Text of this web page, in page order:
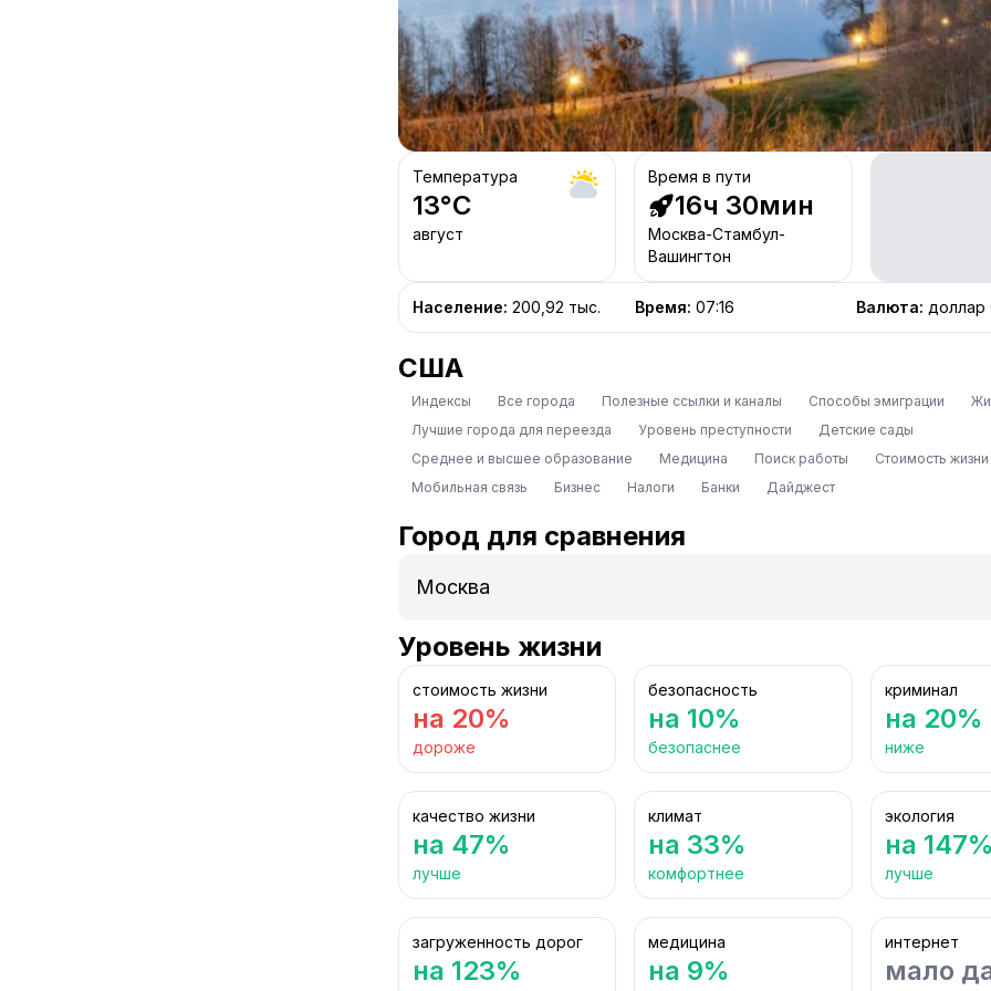
Температура
13°C
август
Время в пути
16ч 30мин
Москва-Стамбул-
Вашингтон
Население: 200,92 тыс. Время: 07:16 Валюта:
США
Индексы Все города Полезные ссылки и каналы Способы эмиграции
Лучшие города для переезда
Уровень преступности
Детские сады
Среднее и высшее образование
Медицина Поиск работы
Стоимость жизни
Мобильная связь
Бизнес Налоги Банки Дайджест
Город для сравнения
Уровень жизни
стоимость жизни
на 20%
дороже
безопасность
на 10%
безопаснее
криминал
на 20%
ниже
качество жизни
на 47%
лучше
климат
на 33%
комфортнее
экология
на 147%
лучше
загруженность дорог
на 123%
медицина
на 9%
интернет
мало